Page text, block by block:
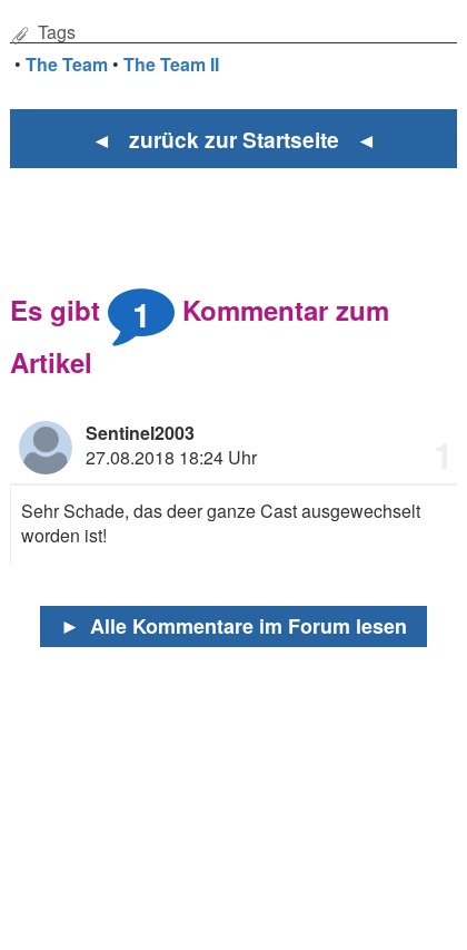
Tags
•The Team •The Team II
◄ zurück zur Startseite ◄
Es gibt 1
Kommentar zum
Artikel
Sentinel2003
27.08.2018 18:24 Uhr
Sehr Schade, das deer ganze Cast ausgewechselt
worden ist!
► Alle Kommentare im Forum lesen